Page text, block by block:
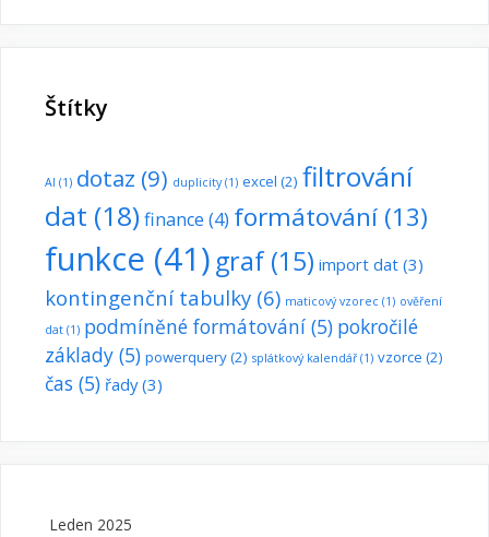
Štítky
AI (1) dotaz (9) duplicity(1) excel (2) filtrování
dat (18) finance (4) formátování (13)
funkce (41) graf(15) import dat (3)
kontingenční tabulky (6) maticový vzorec (1) ověření
dat (1) podmíněné formátování (5) pokročilé
základy (5) powerquery(2) splátkový kalendář(1) vzorce (2)
čas (5) řady(3)
Leden 2025